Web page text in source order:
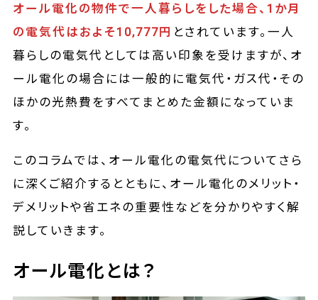
オール電化の物件で一人暮らしをした場合、1か月
の電気代はおよそ10,777円 とされています。一人
暮らしの電気代としては高い印象を受けますが、オ
ール電化の場合には一般的に電気代・ガス代・その
ほかの光熱費をすべてまとめた金額になっていま
す。
このコラムでは、オール電化の電気代についてさら
に深くご紹介するとともに、オール電化のメリット・
デメリットや省エネの重要性などを分かりやすく解
説していきます。
オール電化とは？